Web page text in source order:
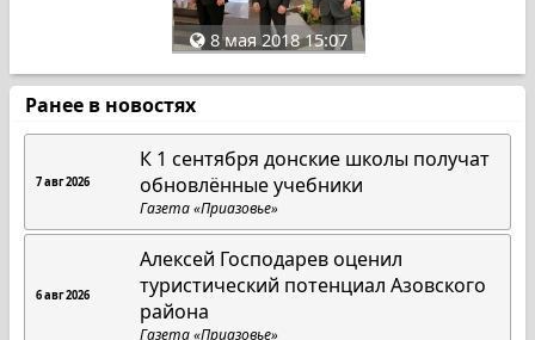
8 мая 2018 15:07
Ранее в новостях
7 авг 2026
К 1 сентября донские школы получат
обновлённые учебники
Газета «Приазовье»
6 авг 2026
Алексей Господарев оценил
туристический потенциал Азовского
района
Газета «Приазовье»